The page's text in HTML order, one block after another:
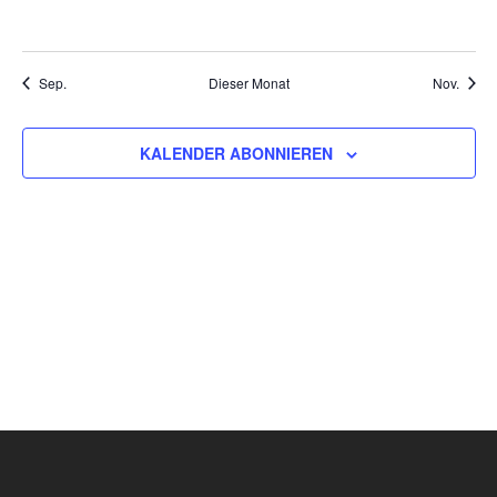
Sep. Dieser Monat Nov.
KALENDER ABONNIEREN